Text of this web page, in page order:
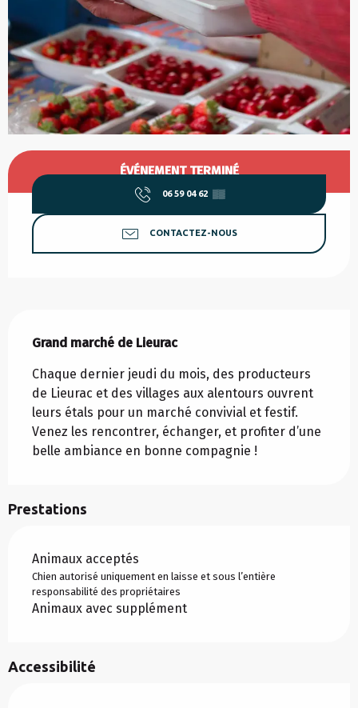
Ouverture et coordonnées
ÉVÉNEMENT TERMINÉ
06 59 04 62 ▒▒
CONTACTEZ-NOUS
Grand marché de Lieurac
Chaque dernier jeudi du mois, des producteurs
de Lieurac et des villages aux alentours ouvrent
leurs étals pour un marché convivial et festif.
Venez les rencontrer, échanger, et profiter d’une
belle ambiance en bonne compagnie !
Prestations
Animaux acceptés
Chien autorisé uniquement en laisse et sous l’entière
responsabilité des propriétaires
Animaux avec supplément
Accessibilité